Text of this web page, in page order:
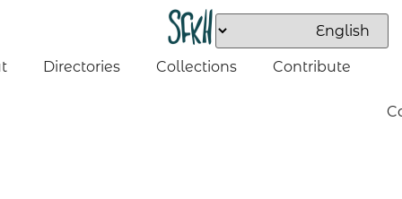
Contribute
Collections
Directories